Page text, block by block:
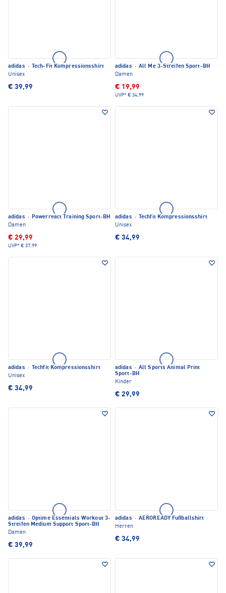
adidas ·
Tech-Fit Kompressionsshirt
Unisex
€ 39,99
adidas · All Me 3-Streifen Sport-BH
Damen
€ 19,99
UVP* € 34,99
adidas · Powerreact Training Sport-BH
Damen
€ 29,99
UVP* € 37,99
adidas ·
Techfit Kompressionsshirt
Unisex
€ 34,99
adidas ·
Techfit Kompressionsshirt
Unisex
€ 34,99
adidas · All Sports Animal Print
Sport-BH
Kinder
€ 29,99
adidas · Optime Essentials Workout 3-
Streifen Medium Support Sport-BH
Damen
€ 39,99
adidas · AEROREADY Fußballshirt
Herren
€ 34,99